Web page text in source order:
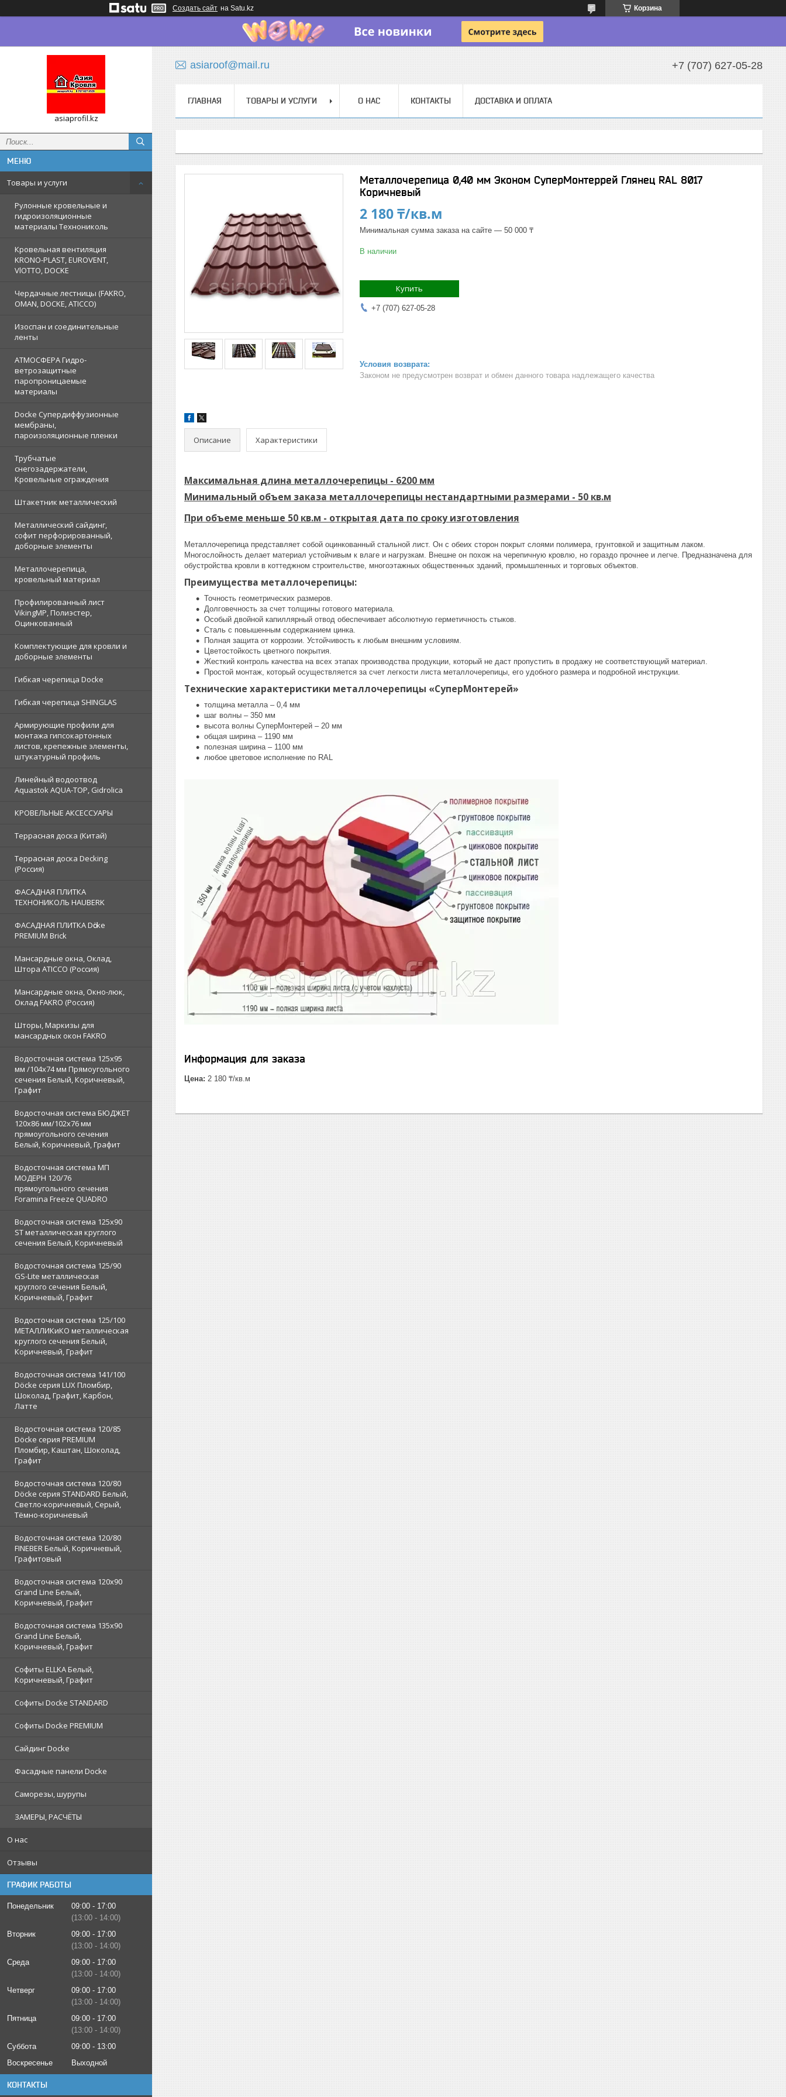
Создать сайт на Satu.kz Корзина
asiaprofil.kz
Товары и услуги
Рулонные кровельные и
гидроизоляционные
материалы Технониколь
Кровельная вентиляция
KRONO-PLAST, EUROVENT,
VlOTTO, DOCKE
Чердачные лестницы (FAKRO,
OMAN, DOCKE, ATICCO)
Изоспан и соединительные
ленты
АТМОСФЕРА Гидро-
ветрозащитные
паропроницаемые
материалы
Docke Супердиффузионные
мембраны,
пароизоляционные пленки
Трубчатые
снегозадержатели,
Кровельные ограждения
Штакетник металлический
Металлический сайдинг,
софит перфорированный,
доборные элементы
Металлочерепица,
кровельный материал
Профилированный лист
VikingMP, Полиэстер,
Оцинкованный
Комплектующие для кровли и
доборные элементы
Гибкая черепица Docke
Гибкая черепица SHINGLAS
Армирующие профили для
монтажа гипсокартонных
листов, крепежные элементы,
штукатурный профиль
Линейный водоотвод
Aquastok AQUA-TOP, Gidrolica
КРОВЕЛЬНЫЕ АКСЕССУАРЫ
Террасная доска (Китай)
Террасная доска Decking
(Россия)
ФАСАДНАЯ ПЛИТКА
ТЕХНОНИКОЛЬ HAUBERK
ФАСАДНАЯ ПЛИТКА Dӧcke
PREMIUM Brick
Мансардные окна, Оклад,
Штора ATICCO (Россия)
Мансардные окна, Окно-люк,
Оклад FAKRO (Россия)
Шторы, Маркизы для
мансардных окон FAKRO
Водосточная система 125х95
мм /104х74 мм Прямоугольного
сечения Белый, Коричневый,
Графит
Водосточная система БЮДЖЕТ
120х86 мм/102х76 мм
прямоугольного сечения
Белый, Коричневый, Графит
Водосточная система МП
МОДЕРН 120/76
прямоугольного сечения
Foramina Freeze QUADRO
Водосточная система 125x90
ST металлическая круглого
сечения Белый, Коричневый
Водосточная система 125/90
GS-Lite металлическая
круглого сечения Белый,
Коричневый, Графит
Водосточная система 125/100
МЕТАЛЛИКиКО металлическая
круглого сечения Белый,
Коричневый, Графит
Водосточная система 141/100
Döcke серия LUX Пломбир,
Шоколад, Графит, Карбон,
Латте
Водосточная система 120/85
Döcke серия PREMIUM
Пломбир, Каштан, Шоколад,
Графит
Водосточная система 120/80
Döcke серия STANDARD Белый,
Светло-коричневый, Серый,
Тёмно-коричневый
Водосточная система 120/80
FINEBER Белый, Коричневый,
Графитовый
Водосточная система 120x90
Grand Line Белый,
Коричневый, Графит
Водосточная система 135x90
Grand Line Белый,
Коричневый, Графит
Софиты ELLKA Белый,
Коричневый, Графит
Софиты Docke STANDARD
Софиты Docke PREMIUM
Сайдинг Docke
Фасадные панели Docke
Саморезы, шурупы
ЗАМЕРЫ, РАСЧЁТЫ
О нас
Отзывы
ГРАФИК РАБОТЫ
Понедельник 09:00
17:00
13:00
14:00
Вторник
09:00
17:00
13:00
14:00
Среда
09:00
17:00
13:00
14:00
Четверг
09:00
17:00
13:00
14:00
Пятница
09:00
17:00
13:00
14:00
Суббота
09:00
13:00
Воскресенье
Выходной
КОНТАКТЫ
asiaroof@mail.ru +7 (707) 627-05-28
ГЛАВНАЯ ТОВАРЫ И УСЛУГИ О НАС КОНТАКТЫ ДОСТАВКА И ОПЛАТА
Металлочерепица 0,40 мм Эконом СуперМонтеррей Глянец RAL 8017
Коричневый
2 180 ₸/кв.м
Минимальная сумма заказа на сайте — 50 000 ₸
В наличии
Купить
+7 (707) 627-05-28
Законом не предусмотрен возврат и обмен данного товара надлежащего качества
Описание Характеристики
Максимальная длина металлочерепицы - 6200 мм
Минимальный объем заказа металлочерепицы нестандартными размерами - 50 кв.м
При объеме меньше 50 кв.м - открытая дата по сроку изготовления
Металлочерепица представляет собой оцинкованный стальной лист. Он с обеих сторон покрыт слоями полимера, грунтовкой и защитным лаком.
Многослойность делает материал устойчивым к влаге и нагрузкам. Внешне он похож на черепичную кровлю, но гораздо прочнее и легче. Предназначена для
обустройства кровли в коттеджном строительстве, многоэтажных общественных зданий, промышленных и торговых объектов.
Преимущества металлочерепицы:
Точность геометрических размеров.
Долговечность за счет толщины готового материала.
Особый двойной капиллярный отвод обеспечивает абсолютную герметичность стыков.
Сталь с повышенным содержанием цинка.
Полная защита от коррозии. Устойчивость к любым внешним условиям.
Цветостойкость цветного покрытия.
Жесткий контроль качества на всех этапах производства продукции, который не даст пропустить в продажу не соответствующий материал.
Простой монтаж, который осуществляется за счет легкости листа металлочерепицы, его удобного размера и подробной инструкции.
Технические характеристики металлочерепицы «СуперМонтерей»
толщина металла – 0,4 мм
шаг волны – 350 мм
высота волны СуперМонтерей – 20 мм
общая ширина – 1190 мм
полезная ширина – 1100 мм
любое цветовое исполнение по RAL
Информация для заказа
Цена: 2 180 ₸/кв.м